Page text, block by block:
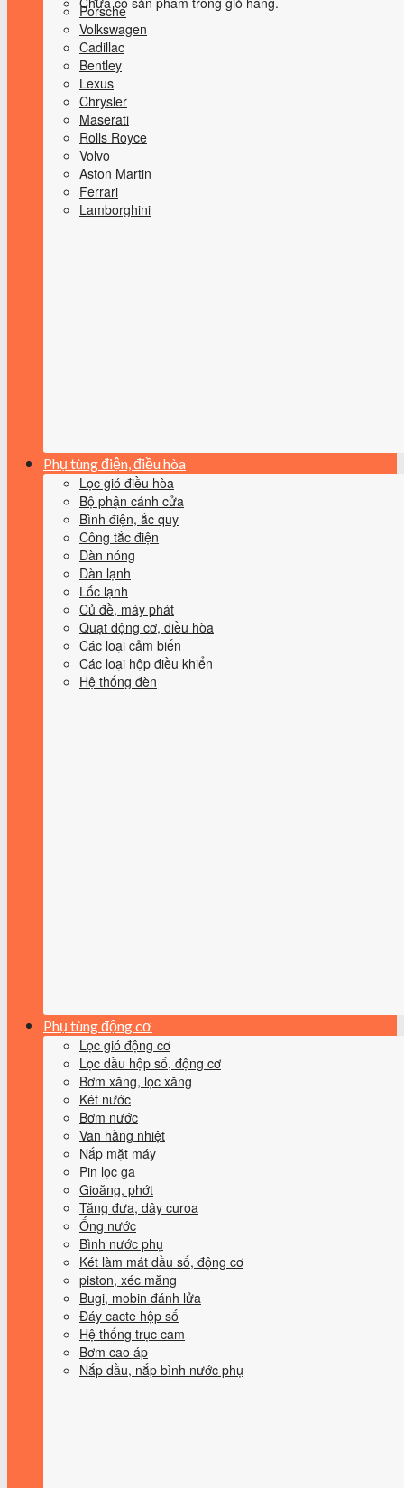
Porsche
Volkswagen
Cadillac
Bentley
Lexus
Chrysler
Maserati
Rolls Royce
Volvo
Aston Martin
Ferrari
Lamborghini
Phụ tùng điện, điều hòa
Lọc gió điều hòa
Bộ phận cánh cửa
Bình điện, ắc quy
Công tắc điện
Dàn nóng
Dàn lạnh
Lốc lạnh
Củ đề, máy phát
Quạt động cơ, điều hòa
Các loại cảm biến
Các loại hộp điều khiển
Hệ thống đèn
Phụ tùng động cơ
Lọc gió động cơ
Lọc dầu hộp số, động cơ
Bơm xăng, lọc xăng
Két nước
Bơm nước
Van hằng nhiệt
Nắp mặt máy
Pin lọc ga
Gioăng, phớt
Tăng đưa, dây curoa
Ống nước
Bình nước phụ
Két làm mát dầu số, động cơ
piston, xéc măng
Bugi, mobin đánh lửa
Đáy cacte hộp số
Hệ thống trục cam
Bơm cao áp
Nắp dầu, nắp bình nước phụ